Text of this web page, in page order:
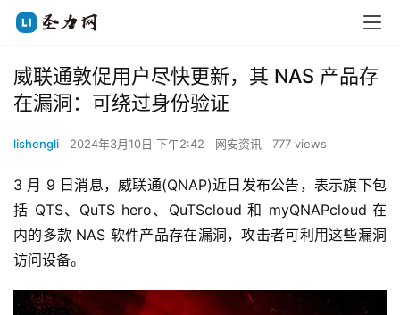
威联通敦促用户尽快更新，其 NAS 产品存
在漏洞：可绕过身份验证
lishengli 2024年3月10日 下午2:42 网安资讯 777 views
3 月 9 日消息，威联通(QNAP)近日发布公告，表示旗下包
括 QTS、QuTS hero、QuTScloud 和 myQNAPcloud 在
内的多款 NAS 软件产品存在漏洞，攻击者可利用这些漏洞
访问设备。